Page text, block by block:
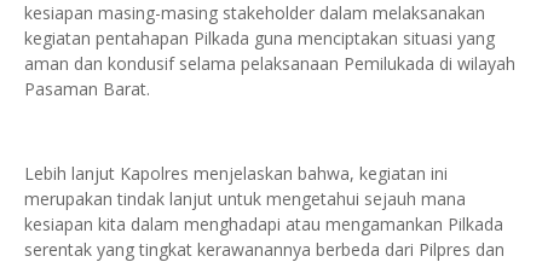
kesiapan masing-masing stakeholder dalam melaksanakan
kegiatan pentahapan Pilkada guna menciptakan situasi yang
aman dan kondusif selama pelaksanaan Pemilukada di wilayah
Pasaman Barat.
Lebih lanjut Kapolres menjelaskan bahwa, kegiatan ini
merupakan tindak lanjut untuk mengetahui sejauh mana
kesiapan kita dalam menghadapi atau mengamankan Pilkada
serentak yang tingkat kerawanannya berbeda dari Pilpres dan